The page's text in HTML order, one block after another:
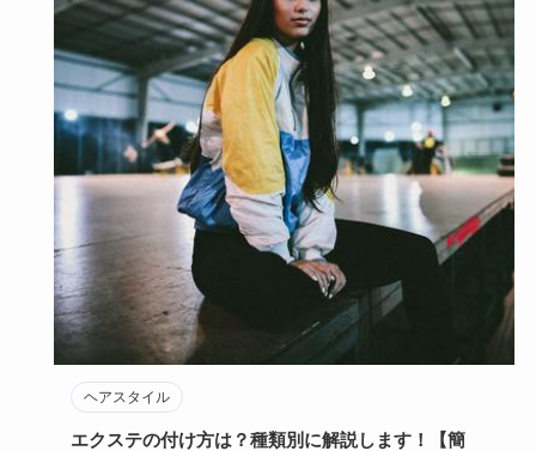
ヘアスタイル
エクステの付け方は？種類別に解説します！【簡